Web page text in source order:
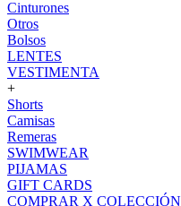
Cinturones
Otros
Bolsos
LENTES
VESTIMENTA
+
Shorts
Camisas
Remeras
SWIMWEAR
PIJAMAS
GIFT CARDS
COMPRAR X COLECCIÓN